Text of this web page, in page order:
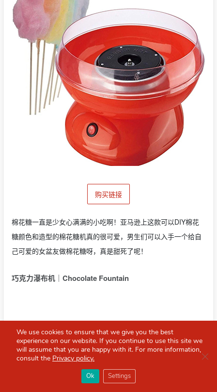
购买链接
棉花糖一直是少女心满满的小吃啊！亚马逊上这款可以DIY棉花
糖颜色和造型的棉花糖机真的很可爱，男生们可以入手一个给自
己可爱的女盆友做棉花糖呀，真是甜死了呢！
巧克力瀑布机｜ Chocolate Fountain
你必备的英国指南
We use cookies to ensure that we give you the best
experience on our website. If you continue to use this site we
will assume that you are happy with it. For more information,
consult the Privacy policy.
Ok Settings